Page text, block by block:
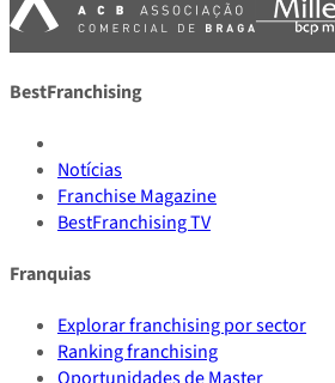
BestFranchising
Notícias
Franchise Magazine
BestFranchising TV
Franquias
Explorar franchising por sector
Ranking franchising